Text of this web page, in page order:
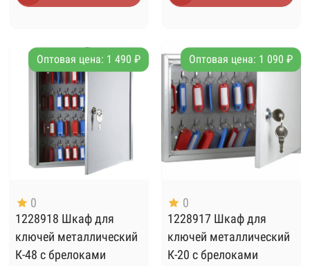
Оптовая цена: 1 490 ₽
0
1228918 Шкаф для
ключей металлический
К-48 с брелоками
Оптовая цена: 1 090 ₽
0
1228917 Шкаф для
ключей металлический
К-20 с брелоками